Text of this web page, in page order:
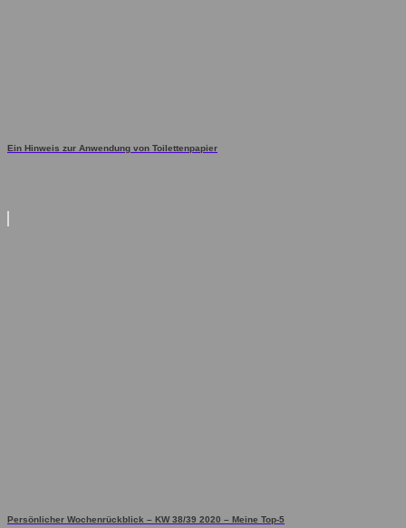
Ein Hinweis zur Anwendung von Toilettenpapier
Persönlicher Wochenrückblick – KW 38/39 2020 – Meine Top-5